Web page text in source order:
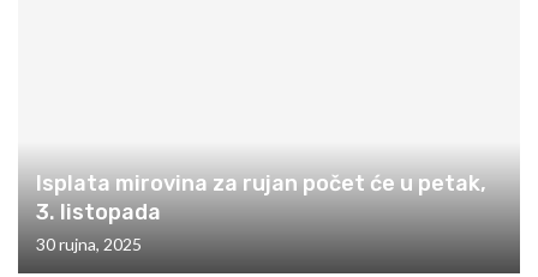
Isplata mirovina za rujan počet će u petak,
3. listopada
30 rujna, 2025